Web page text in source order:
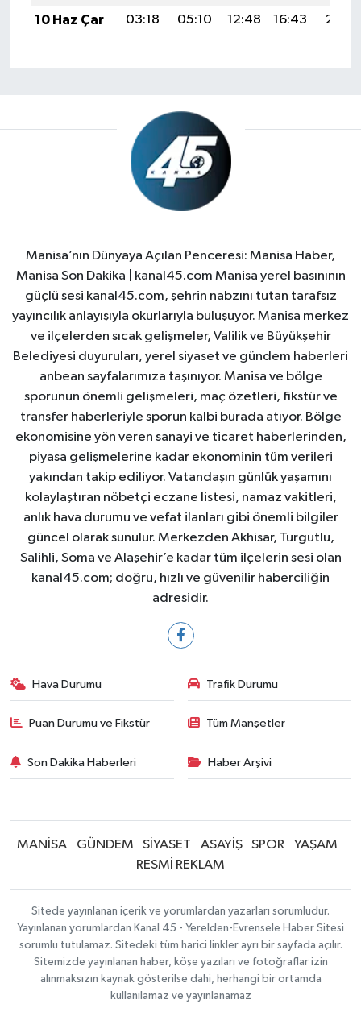
10 Haz Çar
03:18 05:10 12:48 16:43 20:16
Manisa’nın Dünyaya Açılan Penceresi: Manisa Haber,
Manisa Son Dakika | kanal45.com Manisa yerel basınının
güçlü sesi kanal45.com, şehrin nabzını tutan tarafsız
yayıncılık anlayışıyla okurlarıyla buluşuyor. Manisa merkez
ve ilçelerden sıcak gelişmeler, Valilik ve Büyükşehir
Belediyesi duyuruları, yerel siyaset ve gündem haberleri
anbean sayfalarımıza taşınıyor. Manisa ve bölge
sporunun önemli gelişmeleri, maç özetleri, fikstür ve
transfer haberleriyle sporun kalbi burada atıyor. Bölge
ekonomisine yön veren sanayi ve ticaret haberlerinden,
piyasa gelişmelerine kadar ekonominin tüm verileri
yakından takip ediliyor. Vatandaşın günlük yaşamını
kolaylaştıran nöbetçi eczane listesi, namaz vakitleri,
anlık hava durumu ve vefat ilanları gibi önemli bilgiler
güncel olarak sunulur. Merkezden Akhisar, Turgutlu,
Salihli, Soma ve Alaşehir’e kadar tüm ilçelerin sesi olan
kanal45.com; doğru, hızlı ve güvenilir haberciliğin
adresidir.
Hava Durumu Trafik Durumu
Puan Durumu ve Fikstür Tüm Manşetler
Son Dakika Haberleri Haber Arşivi
MANİSA GÜNDEM SİYASET ASAYİŞ SPOR
YAŞAM
RESMİ REKLAM
Sitede yayınlanan içerik ve yorumlardan yazarları sorumludur.
Yayınlanan yorumlardan Kanal 45 - Yerelden-Evrensele Haber Sitesi
sorumlu tutulamaz. Sitedeki tüm harici linkler ayrı bir sayfada açılır.
Sitemizde yayınlanan haber, köşe yazıları ve fotoğraflar izin
alınmaksızın kaynak gösterilse dahi, herhangi bir ortamda
kullanılamaz ve yayınlanamaz